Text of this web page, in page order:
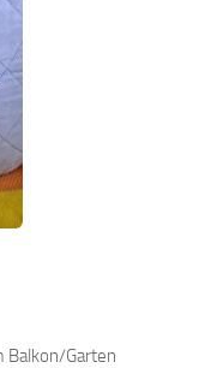
Balkon/Garten